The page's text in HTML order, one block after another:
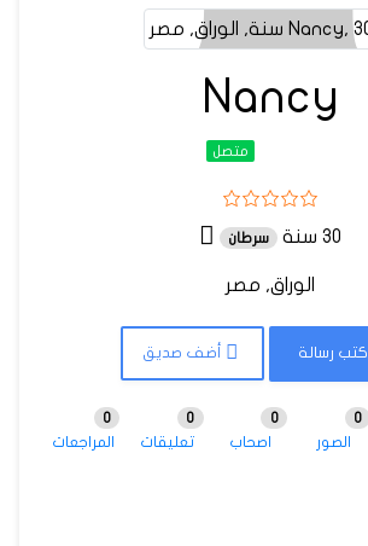
Nancy
متصل
30 سنة سرطان
الوراق, مصر
اكتب رسالة أضف صديق
الصور
0
اصحاب
0
تعليقات
0
المراجعات
0